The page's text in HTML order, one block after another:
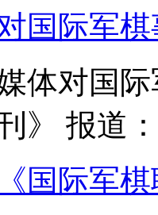
国际军
体对国
》 报道
国际军